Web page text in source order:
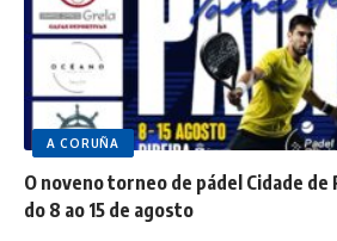
A CORUÑA
O noveno torneo de pádel Cidade
do 8 ao 15 de agosto